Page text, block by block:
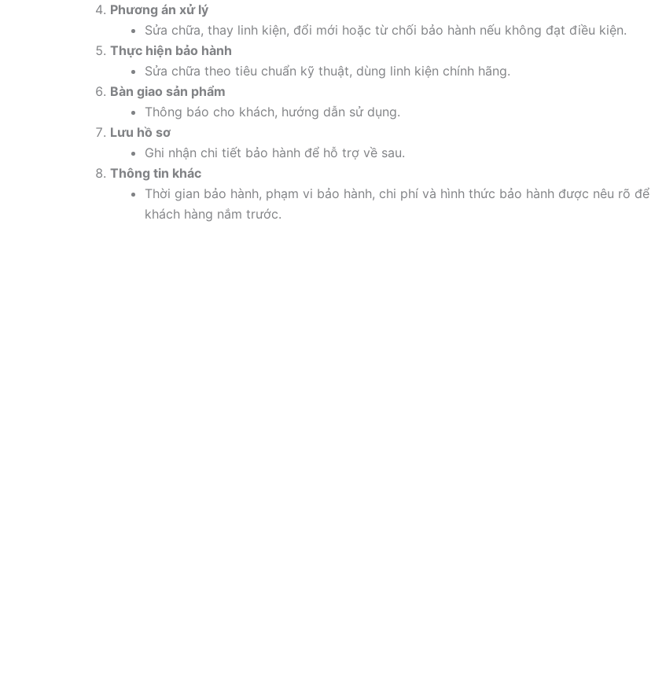
Phương án xử lý
Sửa chữa, thay linh kiện, đổi mới hoặc từ chối bảo hành nếu không đạt điều kiện.
Thực hiện bảo hành
Sửa chữa theo tiêu chuẩn kỹ thuật, dùng linh kiện chính hãng.
Bàn giao sản phẩm
Thông báo cho khách, hướng dẫn sử dụng.
Lưu hồ sơ
Ghi nhận chi tiết bảo hành để hỗ trợ về sau.
Thông tin khác
Thời gian bảo hành, phạm vi bảo hành, chi phí và hình thức bảo hành được nêu rõ để
khách hàng nắm trước.